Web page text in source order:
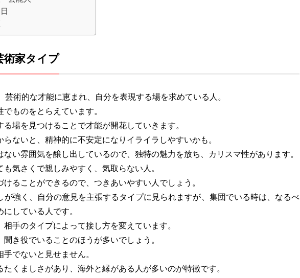
術家タイプ
芸術的な才能に恵まれ、自分を表現する場を求めている人。
ものをとらえています。
場を見つけることで才能が開花していきます。
ないと、精神的に不安定になりイライラしやすいかも。
い雰囲気を醸し出しているので、独特の魅力を放ち、カリスマ性があります。
気さくで親しみやすく、気取らない人。
ることができるので、つきあいやすい人でしょう。
が強く、自分の意見を主張するタイプに見られますが、集団でいる時は、なるべ
している人です。
手のタイプによって接し方を変えています。
き役でいることのほうが多いでしょう。
でないと見せません。
くましさがあり、海外と縁がある人が多いのが特徴です。